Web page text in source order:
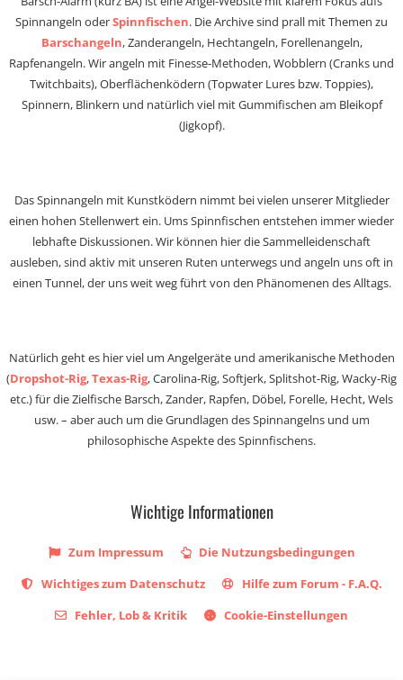
Spinnangeln oderSpinnfischen. Die Archive sind prall mit Themen zu
Barschangeln, Zanderangeln, Hechtangeln, Forellenangeln,
Rapfenangeln. Wir angeln mit Finesse-Methoden, Wobblern (Cranks und
Twitchbaits), Oberflächenködern (Topwater Lures bzw. Toppies),
Spinnern, Blinkern und natürlich viel mit Gummifischen am Bleikopf
(Jigkopf).
Das Spinnangeln mit Kunstködern nimmt bei vielen unserer Mitglieder
einen hohen Stellenwert ein. Ums Spinnfischen entstehen immer wieder
lebhafte Diskussionen. Wir können hier die Sammelleidenschaft
ausleben, sind aktiv mit unseren Ruten unterwegs und angeln uns oft in
einen Tunnel, der uns weit weg führt von den Phänomenen des Alltags.
Natürlich geht es hier viel um Angelgeräte und amerikanische Methoden
(Dropshot-Rig,Texas-Rig, Carolina-Rig, Softjerk, Splitshot-Rig, Wacky-Rig
etc.) für die Zielfische Barsch, Zander, Rapfen, Döbel, Forelle, Hecht, Wels
usw. – aber auch um die Grundlagen des Spinnangelns und um
philosophische Aspekte des Spinnfischens.
Wichtige Informationen
Zum Impressum
Die Nutzungsbedingungen
Wichtiges zum Datenschutz
Hilfe zum Forum - F.A.Q.
Fehler, Lob & Kritik
Cookie-Einstellungen